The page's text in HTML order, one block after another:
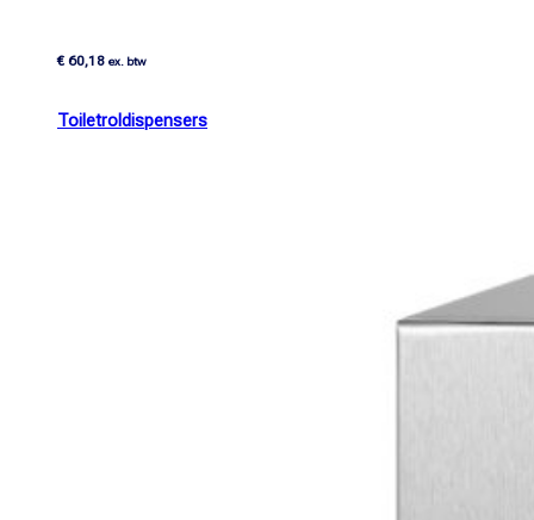
€ 60,18 ex. btw
Toiletroldispensers